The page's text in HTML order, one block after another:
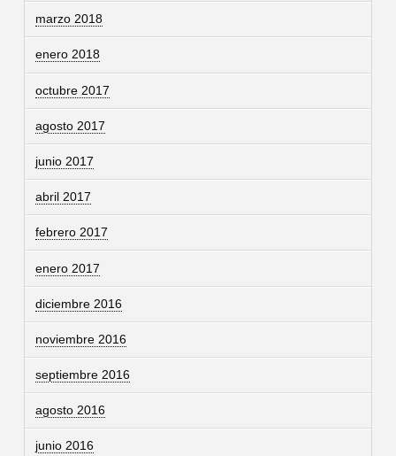
marzo 2018
enero 2018
octubre 2017
agosto 2017
junio 2017
abril 2017
febrero 2017
enero 2017
diciembre 2016
noviembre 2016
septiembre 2016
agosto 2016
junio 2016